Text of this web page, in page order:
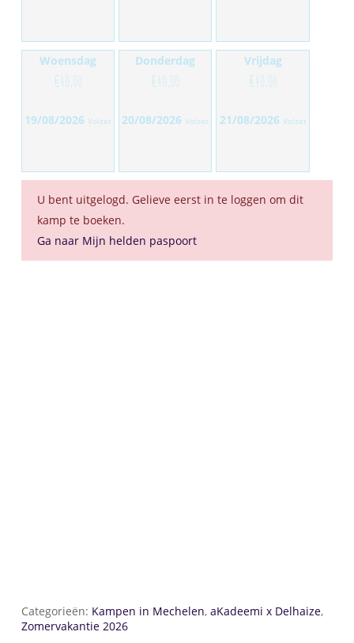
Woensdag
€40,00
19/08/2026 Volzet
Donderdag
€40,00
20/08/2026 Volzet
Vrijdag
€40,00
21/08/2026 Volzet
U bent uitgelogd. Gelieve eerst in te loggen om dit
kamp te boeken.
Ga naar Mijn helden paspoort
Categorieën: Kampen in Mechelen, aKadeemi x Delhaize,
Zomervakantie 2026